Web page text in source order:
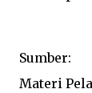
Sumber:
Materi